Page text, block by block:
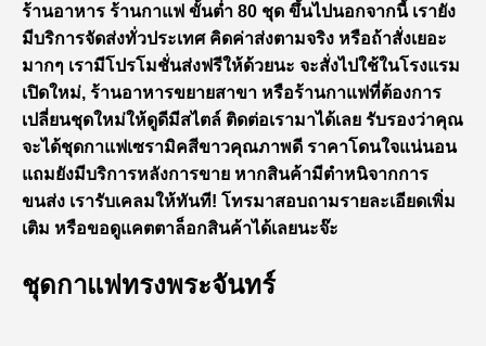
ร้านอาหาร ร้านกาแฟ ขั้นต่ำ 80 ชุด ขึ้นไปนอกจากนี้ เรายัง
มีบริการจัดส่งทั่วประเทศ คิดค่าส่งตามจริง หรือถ้าสั่งเยอะ
มากๆ เรามีโปรโมชั่นส่งฟรีให้ด้วยนะ จะสั่งไปใช้ในโรงแรม
เปิดใหม่, ร้านอาหารขยายสาขา หรือร้านกาแฟที่ต้องการ
เปลี่ยนชุดใหม่ให้ดูดีมีสไตล์ ติดต่อเรามาได้เลย รับรองว่าคุณ
จะได้ชุดกาแฟเซรามิคสีขาวคุณภาพดี ราคาโดนใจแน่นอน
แถมยังมีบริการหลังการขาย หากสินค้ามีตำหนิจากการ
ขนส่ง เรารับเคลมให้ทันที! โทรมาสอบถามรายละเอียดเพิ่ม
เติม หรือขอดูแคตตาล็อกสินค้าได้เลยนะจ๊ะ
ชุดกาแฟทรงพระจันทร์